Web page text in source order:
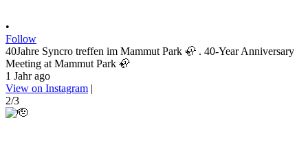
•
Follow
40Jahre Syncro treffen im Mammut Park 🦣 . 40-Year Anniversary
Meeting at Mammut Park 🦣
1 Jahr ago
View on Instagram |
2/3